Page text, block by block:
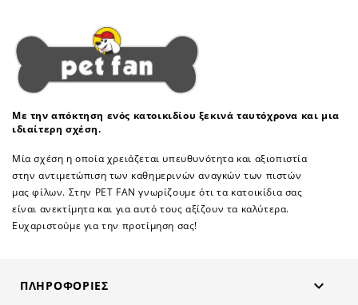
Με την απόκτηση ενός κατοικιδίου ξεκινά ταυτόχρονα και μια
ιδιαίτερη σχέση.
Μία σχέση η οποία χρειάζεται υπευθυνότητα και αξιοπιστία
στην αντιμετώπιση των καθημερινών αναγκών των πιστών
μας φίλων. Στην PET FAN γνωρίζουμε ότι τα κατοικίδια σας
είναι ανεκτίμητα και για αυτό τους αξίζουν τα καλύτερα.
Ευχαριστούμε για την προτίμηση σας!
ΠΛΗΡΟΦΟΡΊΕΣ 